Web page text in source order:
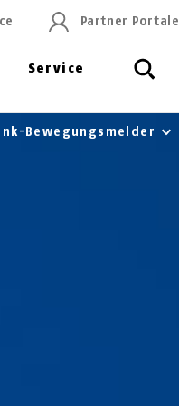
Service
Partner Portale
Bewegungsmelder